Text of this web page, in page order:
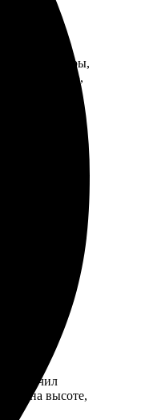
размеры,
Рекомендую,
Картинка
я получил
на высоте,